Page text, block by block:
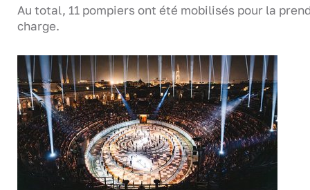
Au total, 11 pompiers ont été mobilisés pour la
charge.